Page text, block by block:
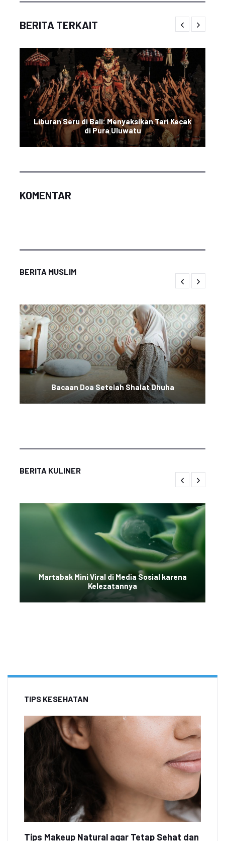
BERITA TERKAIT
Liburan Seru di Bali: Menyaksikan Tari Kecak
di Pura Uluwatu
KOMENTAR
BERITA MUSLIM
Bacaan Doa Setelah Shalat Dhuha
BERITA KULINER
Martabak Mini Viral di Media Sosial karena
Kelezatannya
TIPS KESEHATAN
Tips Makeup Natural agar Tetap Sehat dan